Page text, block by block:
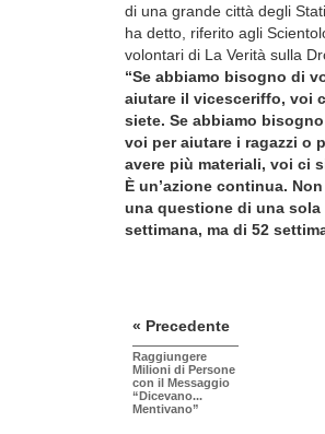
di una grande città degli
ha detto, riferito agli
volontari di La Verità sulla
“Se abbiamo bisogno di
aiutare il vicesceriffo, voi
siete. Se abbiamo
voi per aiutare i ragazzi o
avere più materiali, voi ci
È un’azione continua.
una questione di una sola
settimana, ma di 52
« Precedente
Raggiungere
Milioni di Persone
con il Messaggio
“Dicevano...
Mentivano”